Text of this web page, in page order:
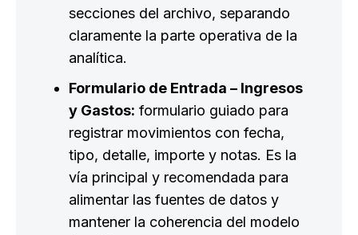
secciones del archivo, separando
claramente la parte operativa de la
analítica.
Formulario de Entrada – Ingresos
y Gastos: formulario guiado para
registrar movimientos con fecha,
tipo, detalle, importe y notas. Es la
vía principal y recomendada para
alimentar las fuentes de datos y
mantener la coherencia del modelo